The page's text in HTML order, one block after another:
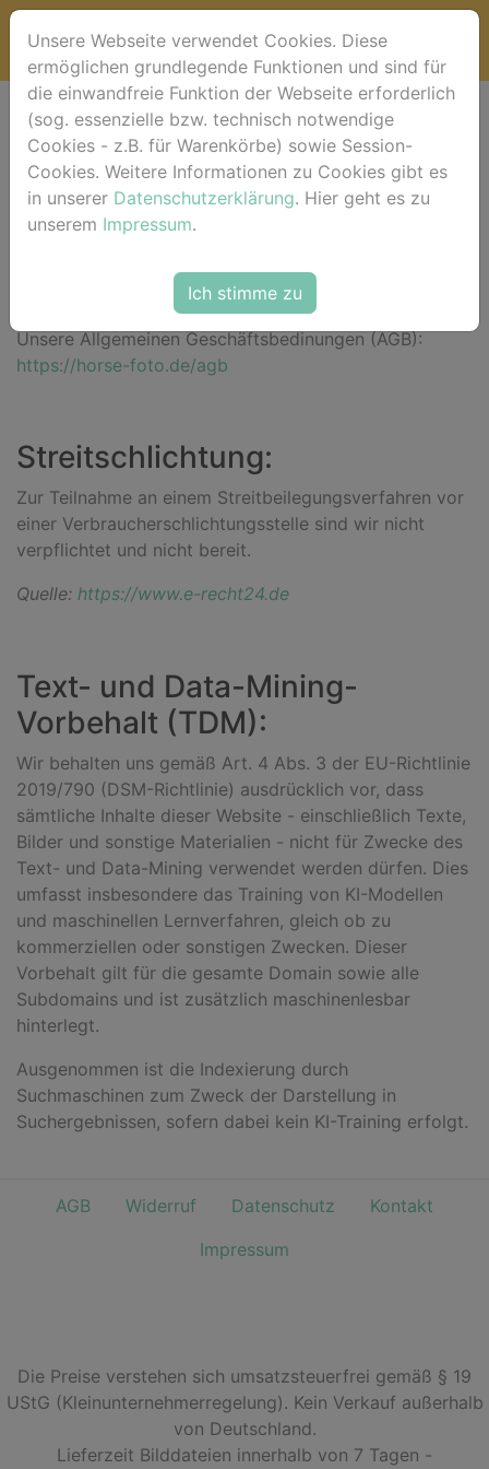
Impressum
Roberto Robaldo - horse-foto.de
Aegidienberger Str. 33 • 53604 Bad Honnef -
T: +49 2224 989992 (abends)
shopping@horse-foto.de
Unsere Allgemeinen Geschäftsbedinungen (AGB):
https://horse-foto.de/agb
Streitschlichtung:
Zur Teilnahme an einem Streitbeilegungsverfahren vor
einer Verbraucherschlichtungsstelle sind wir nicht
verpflichtet und nicht bereit.
Quelle: https://www.e-recht24.de
Text- und Data-Mining-
Vorbehalt (TDM):
Wir behalten uns gemäß Art. 4 Abs. 3 der EU-Richtlinie
2019/790 (DSM-Richtlinie) ausdrücklich vor, dass
sämtliche Inhalte dieser Website - einschließlich Texte,
Bilder und sonstige Materialien - nicht für Zwecke des
Text- und Data-Mining verwendet werden dürfen. Dies
umfasst insbesondere das Training von KI-Modellen
und maschinellen Lernverfahren, gleich ob zu
kommerziellen oder sonstigen Zwecken. Dieser
Vorbehalt gilt für die gesamte Domain sowie alle
Subdomains und ist zusätzlich maschinenlesbar
hinterlegt.
Ausgenommen ist die Indexierung durch
Suchmaschinen zum Zweck der Darstellung in
Suchergebnissen, sofern dabei kein KI-Training erfolgt.
Unsere Webseite verwendet Cookies. Diese
ermöglichen grundlegende Funktionen und sind für
die einwandfreie Funktion der Webseite erforderlich
(sog. essenzielle bzw. technisch notwendige
Cookies - z.B. für Warenkörbe) sowie Session-
Cookies. Weitere Informationen zu Cookies gibt es
in unserer Datenschutzerklärung. Hier geht es zu
unserem Impressum.
Ich stimme zu
AGB Widerruf Datenschutz
Kontakt
Impressum
Die Preise verstehen sich umsatzsteuerfrei gemäß § 19
UStG (Kleinunternehmerregelung). Kein Verkauf außerhalb
von Deutschland.
Lieferzeit Bilddateien innerhalb von 7 Tagen -